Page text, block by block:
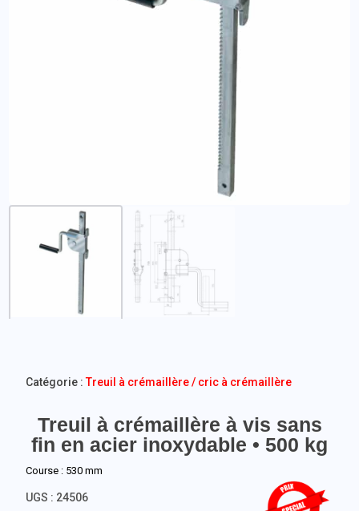
Treuil à crémaillère à vis sans
fin en acier inoxydable • 500 kg
Course : 530 mm
UGS : 24506
Catégorie :Treuil à crémaillère / cric à crémaillère